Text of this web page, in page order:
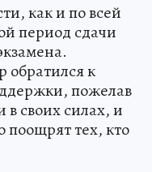
как и по всей
период сдачи
обратился к
пожелав
своих силах, и
тех, кто